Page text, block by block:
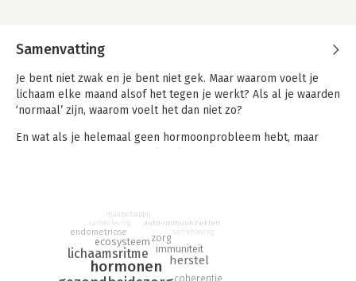
Samenvatting
Je bent niet zwak en je bent niet gek. Maar waarom voelt je
lichaam elke maand alsof het tegen je werkt? Als al je waarden
‘normaal’ zijn, waarom voelt het dan niet zo?
En wat als je helemaal geen hormoonprobleem hebt, maar
Het vrouwen lichaam is geen optelsom van hormonen, maar
een levend eco systeem dat beweegt in ritme. Met de Landing
Matrix en de term CSD (Cyclusgevoelige systeemdisregulatie)
introduceert zij een radicaal ander perspectief. Klachten
ontstaan niet door instabiliteit, maar door verloren samenhang
hormonen
lichaamsritme
ecosysteem
immuniteit
herstel
zorg
endometriose
samenleving
maatschappij
auto-immuunziekten
samenleving